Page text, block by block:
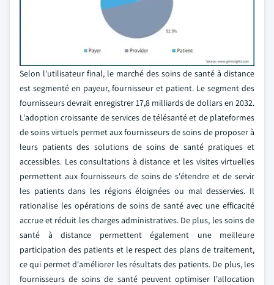
Selon l'utilisateur final, le marché des soins de santé à distance
est segmenté en payeur, fournisseur et patient. Le segment des
fournisseurs devrait enregistrer 17,8 milliards de dollars en 2032.
L'adoption croissante de services de télésanté et de plateformes
de soins virtuels permet aux fournisseurs de soins de proposer à
leurs patients des solutions de soins de santé pratiques et
accessibles. Les consultations à distance et les visites virtuelles
permettent aux fournisseurs de soins de s'étendre et de servir
les patients dans les régions éloignées ou mal desservies. Il
rationalise les opérations de soins de santé avec une efficacité
accrue et réduit les charges administratives. De plus, les soins de
santé à distance permettent également une meilleure
participation des patients et le respect des plans de traitement,
ce qui permet d'améliorer les résultats des patients. De plus, les
fournisseurs de soins de santé peuvent optimiser l'allocation